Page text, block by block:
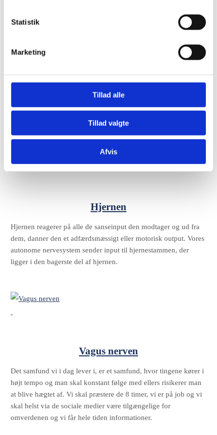
Statistik
Marketing
Tillad alle
Tillad valgte
Afvis
Vores nervesystem er socialt, hvilket betyder, det kan reguleres i
sociale relationer. Der er hele tiden et samspil mellem vores
nervesystem, kroppen og omgivelserne. Vi påvirkes dermed af
Hjernen
Hjernen reagerer på alle de sanseinput den modtager og ud fra
dem, danner den et adfærdsmæssigt eller motorisk output. Vores
autonome nervesystem sender input til hjernestammen, der
ligger i den bagerste del af hjernen.
Vagus nerven
Det samfund vi i dag lever i, er et samfund, hvor tingene kører i
højt tempo og man skal konstant følge med ellers risikerer man
at blive hægtet af. Vi skal præstere de 8 timer, vi er på job og vi
skal helst via de sociale medier være tilgængelige for
omverdenen og vi får hele tiden informationer.